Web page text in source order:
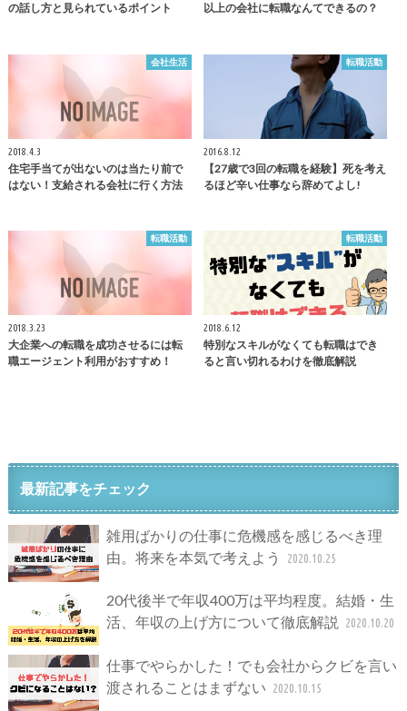
の話し方と見られているポイント
以上の会社に転職なんてできるの？
会社生活
2018.4.3
住宅手当てが出ないのは当たり前で
はない！支給される会社に行く方法
転職活動
2016.8.12
【27歳で3回の転職を経験】死を考え
るほど辛い仕事なら辞めてよし!
転職活動
2018.3.23
大企業への転職を成功させるには転
職エージェント利用がおすすめ！
転職活動
2018.6.12
特別なスキルがなくても転職はでき
ると言い切れるわけを徹底解説
最新記事をチェック
雑用ばかりの仕事に危機感を感じるべき理
由。将来を本気で考えよう
2020.10.25
20代後半で年収400万は平均程度。結婚・生
活、年収の上げ方について徹底解説
2020.10.20
仕事でやらかした！でも会社からクビを言い
渡されることはまずない 2020.10.15